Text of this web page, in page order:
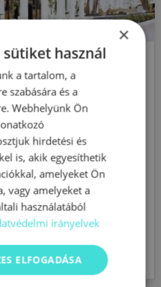
– Csak felnőttek
medencével,
és étteremmel
városában, a Playa
méterre.
és helyszíni
kínál.
×
sütiket használ
a tartalom, a
szabására és a
Webhelyünk Ön
hirdetési és
is, akik egyesíthetik
amelyeket Ön
vagy amelyeket a
használatából
irányelvek
ELFOGADÁSA